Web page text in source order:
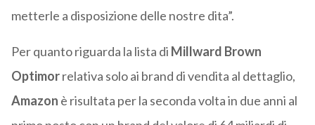
metterle a disposizione delle nostre dita”.
Per quanto riguarda la lista di Millward Brown
Optimorrelativa solo ai brand di vendita al dettaglio,
Amazon è risultata per la seconda volta in due anni al